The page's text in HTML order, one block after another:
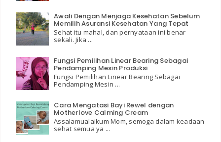
Awali Dengan Menjaga Kesehatan Sebelum
Memilih Asuransi Kesehatan Yang Tepat
Sehat itu mahal, dan pernyataan ini benar
sekali. Jika ...
Fungsi Pemilihan Linear Bearing Sebagai
Pendamping Mesin Produksi
Fungsi Pemilihan Linear Bearing Sebagai
Pendamping Mesin ...
Cara Mengatasi Bayi Rewel dengan
Motherlove Calming Cream
Assalamualaikum Mom, semoga dalam keadaan
sehat semua ya ...